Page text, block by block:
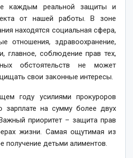
каждым реальной защиты и
от нашей работы. В зоне
находятся социальная сфера,
отношения, здравоохранение,
главное, соблюдение прав тех,
обстоятельств не может
свои законные интересы.
году усилиями прокуроров
зарплате на сумму более двух
приоритет – защита прав
жизни. Самая ощутимая из
получение детьми алиментов.